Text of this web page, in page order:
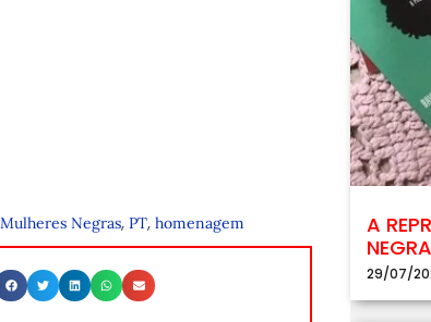
Mulheres Negras, PT, homenagem
A
29/07/